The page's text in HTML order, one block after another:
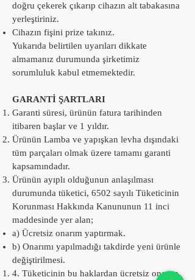
doğru çekerek çıkarıp cihazın alt tabakasına
yerleştiriniz.
Cihazın fişini prize takınız.
Yukarıda belirtilen uyarıları dikkate
almamanız durumunda şirketimiz
sorumluluk kabul etmemektedir.
GARANTİ ŞARTLARI
Garanti süresi, ürünün fatura tarihinden
itibaren başlar ve 1 yıldır.
Ürünün Lamba ve yapışkan levha dışındaki
tüm parçaları olmak üzere tamamı garanti
kapsamındadır.
Ürünün ayıplı olduğunun anlaşılması
durumunda tüketici, 6502 sayılı Tüketicinin
Korunması Hakkında Kanununun 11 inci
maddesinde yer alan;
a) Ücretsiz onarım yaptırmak.
b) Onarımı yapılmadığı takdirde yeni ürünle
değiştirilmesi.
4. Tüketicinin bu haklardan ücretsiz onarım